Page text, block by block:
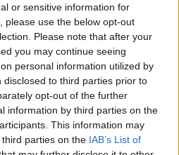
or sensitive information for
please use the below opt-out
Please note that after your
you may continue seeing
personal information utilized by
to third parties prior to
opt-out of the further
information by third parties on the
This information may
parties on the IAB’s List of
τη μεγάλη επιστροφή
, καθώς η νέα ομάδα του
θα αναμετρηθεί με
με τη φανέλα
105 έχοντας
σκοράρει 65 τέρματα, ενώ
Τώρα όμως θα πρέπει
παλιά του… αγάπη και να
ωθήσει τους «ροσονέρι»
League